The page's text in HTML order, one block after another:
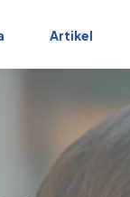
Artikel